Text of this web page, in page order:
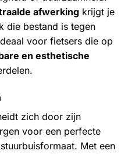
afwerking krijgt je
die bestand is tegen
voor fietsers die op
en esthetische
zich door zijn
voor een perfecte
Met een